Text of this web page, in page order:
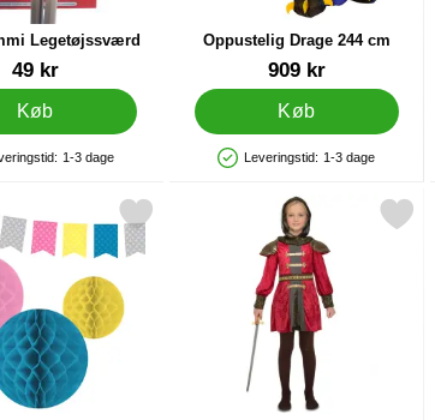
Legetøjssværd
49 kr
Køb
På lager
1-3 dage
Oppustelig Drage 244 cm
Varenr 85836909 kr
Køb
Produkttilgængelighed: På lager
Leveringstid: 1-3 dage
Princess & Knight som favorit
Markér middelaldere Krigere